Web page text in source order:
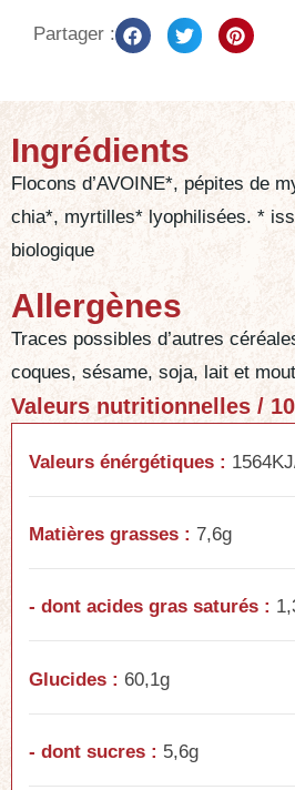
Partager :
Ingrédients
Flocons d’AVOINE*, pépites de
chia*, myrtilles* lyophilisées. *
biologique
Allergènes
Traces possibles d’autres
coques, sésame, soja, lait et
Valeurs nutritionnelles /
Valeurs énérgétiques :
Matières grasses : 7,6g
- dont acides gras saturés :
Glucides : 60,1g
- dont sucres : 5,6g